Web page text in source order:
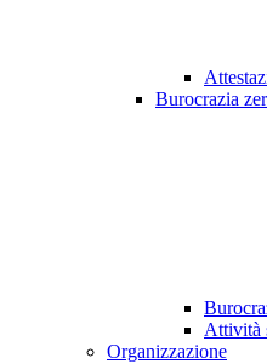
Burocrazia
Attività
Organizzazione